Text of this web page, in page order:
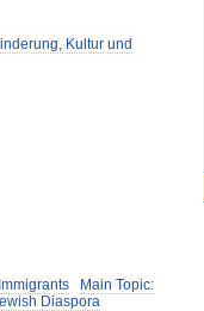
Kultur und
Main Topic:
Diaspora